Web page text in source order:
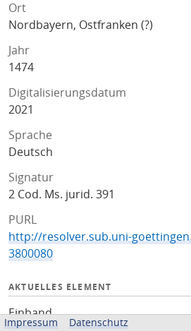
Ort
Nordbayern, Ostfranken (?)
Jahr
1474
Digitalisierungsdatum
2021
Sprache
Deutsch
Signatur
2 Cod. Ms. jurid. 391
PURL
http://resolver.sub.uni-
3800080
AKTUELLES ELEMENT
Einband
Impressum Datenschutz